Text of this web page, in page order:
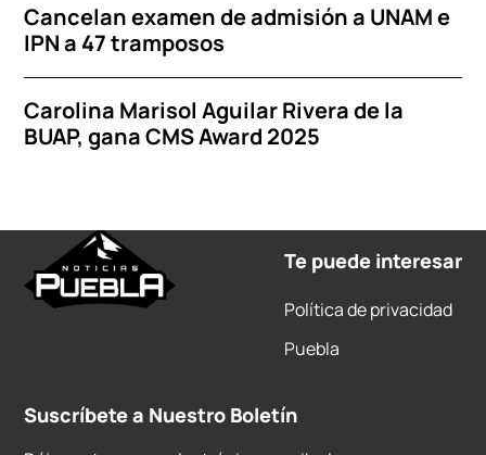
Cancelan examen de admisión a UNAM e
IPN a 47 tramposos
Carolina Marisol Aguilar Rivera de la
BUAP, gana CMS Award 2025
Te puede interesar
Política de privacidad
Puebla
Suscríbete a Nuestro Boletín